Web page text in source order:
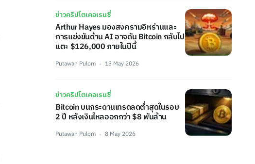
ข่าวคริปโตเคอเรนซี่
Arthur Hayes มองสงครามอิหร่านและ
การแข่งขันด้าน AI อาจดัน Bitcoin กลับไป
แตะ $126,000 ภายในปีนี้
Putawan Pulom 13 May 2026
ข่าวคริปโตเคอเรนซี่
Bitcoin บนกระดานเทรดลดต่ำสุดในรอบ
2 ปี หลังเงินไหลออกกว่า $8 พันล้าน
Putawan Pulom 8 May 2026